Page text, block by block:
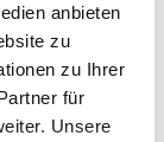
anbieten
zu
zu Ihrer
für
Unsere
Auswahl
sind,